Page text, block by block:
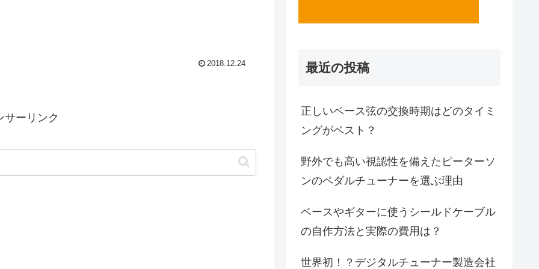
2018.12.24
サーリンク
最近の投稿
正しいベース弦の交換時期はどのタイミ
ングがベスト？
野外でも高い視認性を備えたピーターソ
ンのペダルチューナーを選ぶ理由
ベースやギターに使うシールドケーブル
の自作方法と実際の費用は？
世界初！？デジタルチューナー製造会社